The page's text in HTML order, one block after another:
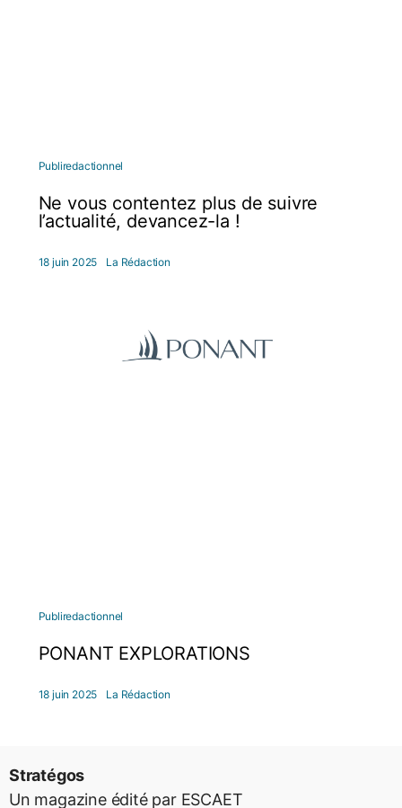
Publiredactionnel
Ne vous contentez plus de suivre
l’actualité, devancez-la !
18 juin 2025 La Rédaction
Publiredactionnel
PONANT EXPLORATIONS
18 juin 2025 La Rédaction
Stratégos
Un magazine édité par ESCAET